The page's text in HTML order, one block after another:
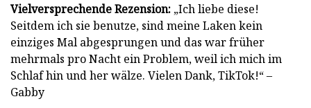
Vielversprechende Rezension: „Ich liebe diese!
Seitdem ich sie benutze, sind meine Laken kein
einziges Mal abgesprungen und das war früher
mehrmals pro Nacht ein Problem, weil ich mich im
Schlaf hin und her wälze. Vielen Dank, TikTok!“ –
Gabby